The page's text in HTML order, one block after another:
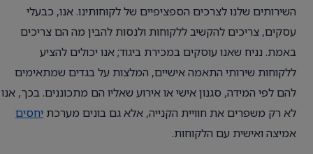
השירותים שלנו לצרכים הספציפיים של לקוחותינו. אנו, כבעלי
עסקים, צריכים להקשיב ללקוחות ולנסות להבין מה הם צריכים
באמת. נניח שאנו עוסקים במכירת ביגוד; אנו יכולים להציע
ללקוחות שירותי התאמה אישיים, המלצות על בגדים שמתאימים
להם לפי המידה, סגנון אישי או אירוע שאליו הם מתכוננים. בכך, אנו
לא רק משפרים את חוויית הקנייה, אלא גם בונים מערכת יחסים
אמיצה ואישית עם הלקוחות.